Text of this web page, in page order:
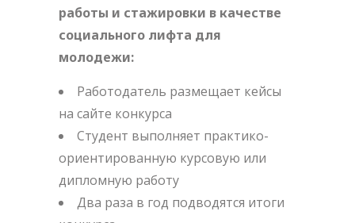
работы и стажировки в качестве
социального лифта для
молодежи:
Работодатель размещает кейсы
на сайте конкурса
Студент выполняет практико-
ориентированную курсовую или
дипломную работу
Два раза в год подводятся итоги